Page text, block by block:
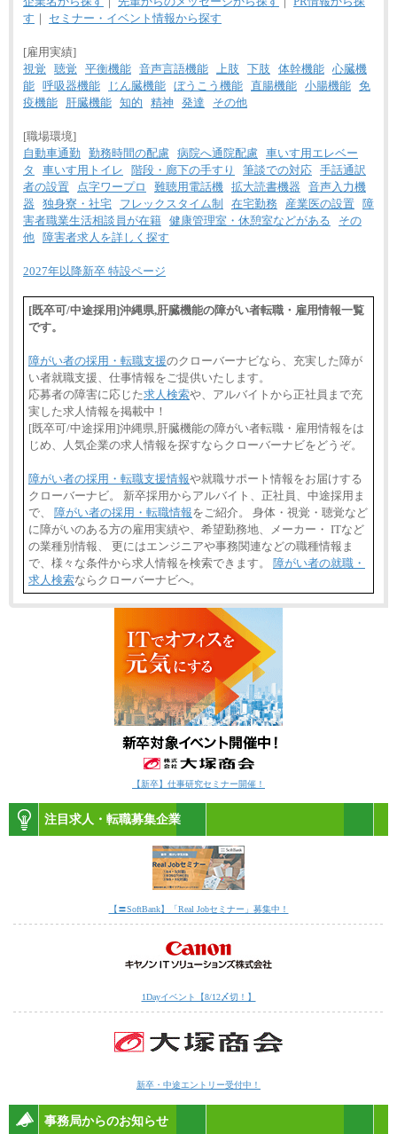
す ｜ セミナー・イベント情報から探す
[雇用実績]
視覚
聴覚 平衡機能 音声言語機能 上肢 下肢 体幹機能 心臓機
能 呼吸器機能 じん臓機能 ぼうこう機能 直腸機能 小腸機能 免
疫機能
肝臓機能 知的 精神 発達 その他
[職場環境]
自動車通勤
勤務時間の配慮 病院へ通院配慮 車いす用エレベー
タ
車いす用トイレ 階段・廊下の手すり 筆談での対応 手話通訳
者の設置
点字ワープロ 難聴用電話機 拡大読書機器
音声入力機
器
独身寮・社宅 フレックスタイム制 在宅勤務 産業医の設置
障
害者職業生活相談員が在籍 健康管理室・休憩室などがある
その
他
障害者求人を詳しく探す
2027年以降新卒 特設ページ
[既卒可/中途採用]沖縄県,肝臓機能の障がい者転職・雇用情報一覧
です。
障がい者の採用・転職支援のクローバーナビなら、充実した障が
い者就職支援、仕事情報をご提供いたします。
応募者の障害に応じた求人検索や、アルバイトから正社員まで充
実した求人情報を掲載中！
[既卒可/中途採用]沖縄県,肝臓機能の障がい者転職・雇用情報をは
じめ、人気企業の求人情報を探すならクローバーナビをどうぞ。
障がい者の採用・転職支援情報や就職サポート情報をお届けする
クローバーナビ。 新卒採用からアルバイト、正社員、中途採用ま
で、 障がい者の採用・転職情報をご紹介。 身体・視覚・聴覚など
に障がいのある方の雇用実績や、希望勤務地、メーカー・ ITなど
の業種別情報、 更にはエンジニアや事務関連などの職種情報ま
で、様々な条件から求人情報を検索できます。 障がい者の就職・
求人検索ならクローバーナビへ。
【新卒】仕事研究セミナー開催！
注目求人・転職募集企業
【〓SoftBank】「Real Jobセミナー」募集中！
1Dayイベント【8/12〆切！】
新卒・中途エントリー受付中！
事務局からのお知らせ